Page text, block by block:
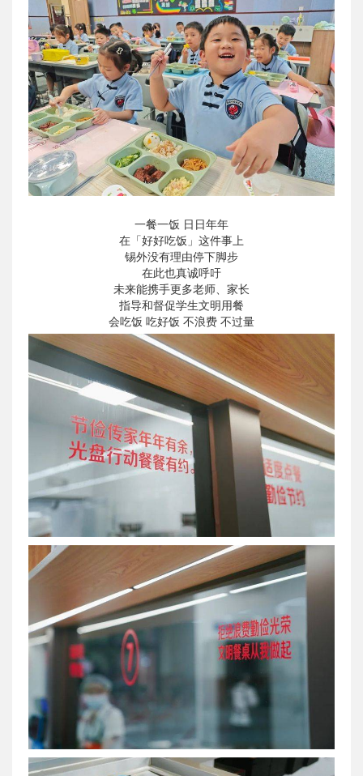
一餐一饭 日日年年
在「好好吃饭」这件事上
锡外没有理由停下脚步
在此也真诚呼吁
未来能携手更多老师、家长
指导和督促学生文明用餐
会吃饭 吃好饭 不浪费 不过量